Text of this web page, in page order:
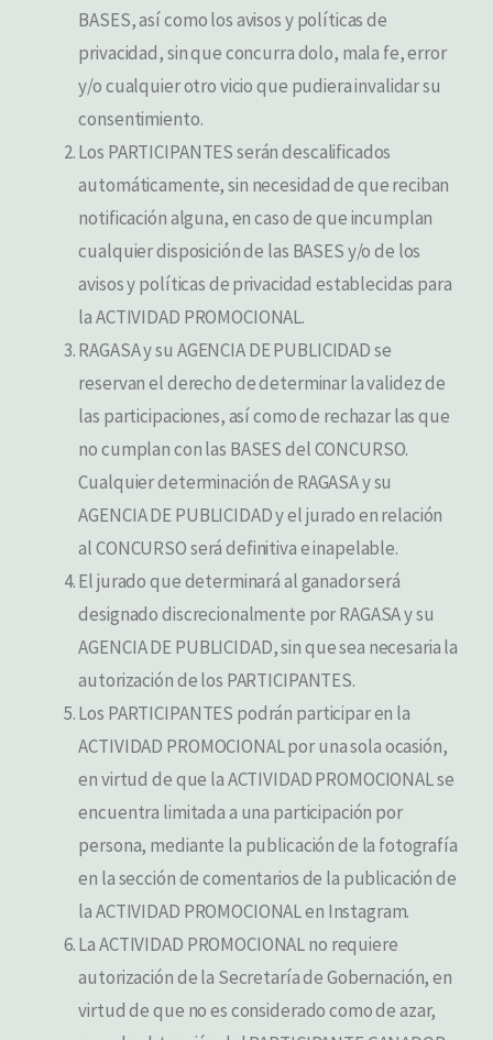
BASES, así como los avisos y políticas de
privacidad, sin que concurra dolo, mala fe, error
y/o cualquier otro vicio que pudiera invalidar su
consentimiento.
Los PARTICIPANTES serán descalificados
automáticamente, sin necesidad de que reciban
notificación alguna, en caso de que incumplan
cualquier disposición de las BASES y/o de los
avisos y políticas de privacidad establecidas para
la ACTIVIDAD PROMOCIONAL.
RAGASA y su AGENCIA DE PUBLICIDAD se
reservan el derecho de determinar la validez de
las participaciones, así como de rechazar las que
no cumplan con las BASES del CONCURSO.
Cualquier determinación de RAGASA y su
AGENCIA DE PUBLICIDAD y el jurado en relación
al CONCURSO será definitiva e inapelable.
El jurado que determinará al ganador será
designado discrecionalmente por RAGASA y su
AGENCIA DE PUBLICIDAD, sin que sea necesaria la
autorización de los PARTICIPANTES.
Los PARTICIPANTES podrán participar en la
ACTIVIDAD PROMOCIONAL por una sola ocasión,
en virtud de que la ACTIVIDAD PROMOCIONAL se
encuentra limitada a una participación por
persona, mediante la publicación de la fotografía
en la sección de comentarios de la publicación de
la ACTIVIDAD PROMOCIONAL en Instagram.
La ACTIVIDAD PROMOCIONAL no requiere
autorización de la Secretaría de Gobernación, en
virtud de que no es considerado como de azar,